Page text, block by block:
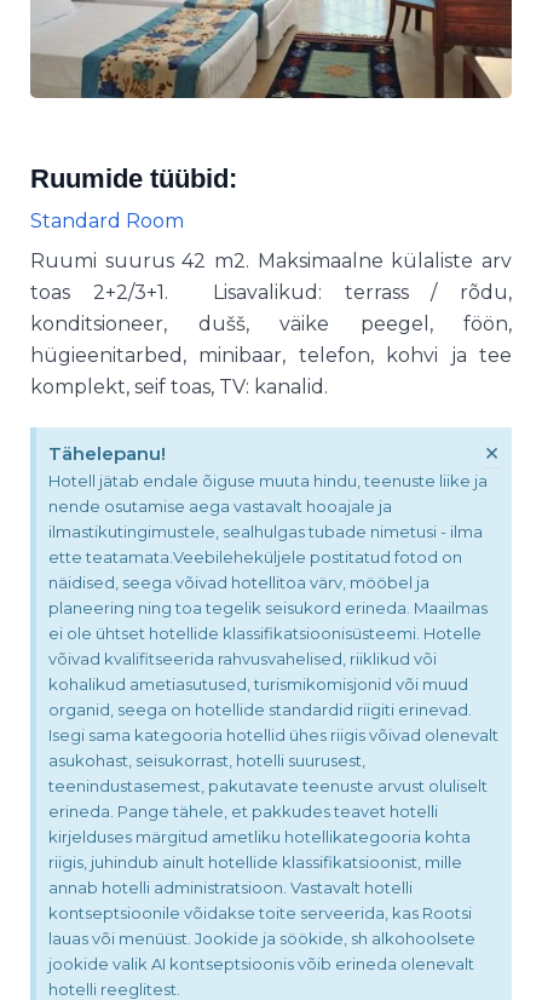
Ruumide tüübid:
Standard Room
Ruumi suurus 42 m2. Maksimaalne külaliste arv
toas 2+2/3+1. Lisavalikud: terrass / rõdu,
konditsioneer, dušš, väike peegel, föön,
hügieenitarbed, minibaar, telefon, kohvi ja tee
komplekt, seif toas, TV: kanalid.
Tähelepanu!
Hotell jätab endale õiguse muuta hindu, teenuste liike ja
nende osutamise aega vastavalt hooajale ja
ilmastikutingimustele, sealhulgas tubade nimetusi - ilma
ette teatamata.Veebileheküljele postitatud fotod on
näidised, seega võivad hotellitoa värv, mööbel ja
planeering ning toa tegelik seisukord erineda. Maailmas
ei ole ühtset hotellide klassifikatsioonisüsteemi. Hotelle
võivad kvalifitseerida rahvusvahelised, riiklikud või
kohalikud ametiasutused, turismikomisjonid või muud
organid, seega on hotellide standardid riigiti erinevad.
Isegi sama kategooria hotellid ühes riigis võivad olenevalt
asukohast, seisukorrast, hotelli suurusest,
teenindustasemest, pakutavate teenuste arvust oluliselt
erineda. Pange tähele, et pakkudes teavet hotelli
kirjelduses märgitud ametliku hotellikategooria kohta
riigis, juhindub ainult hotellide klassifikatsioonist, mille
annab hotelli administratsioon. Vastavalt hotelli
kontseptsioonile võidakse toite serveerida, kas Rootsi
lauas või menüüst. Jookide ja söökide, sh alkohoolsete
jookide valik AI kontseptsioonis võib erineda olenevalt
hotelli reeglitest.
×